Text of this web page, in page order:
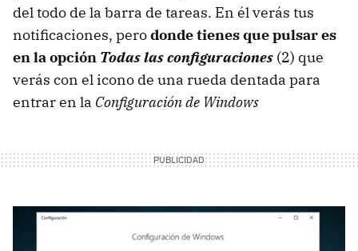
del todo de la barra de tareas. En él verás tus
notificaciones, perodonde tienes que pulsar es
en la opción Todas las configuraciones (2) que
verás con el icono de una rueda dentada para
entrar en la Configuración de Windows